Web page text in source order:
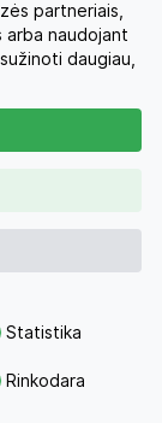
€ Rezervuoti
5*
kelionės
+
kelionės
partneriais,
arba naudojant
daugiau,
Statistika
Rinkodara